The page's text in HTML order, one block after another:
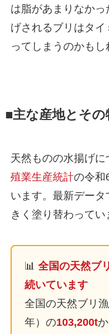
は脂があまりなか
げされるブリはタ
ってしまうのかもし
■主な産地とその
天然ものの水揚げに
殖業生産統計の令和
います。最新デー
きく塗り替わってい
📊 全国の天然ブ
続いています
全国の天然ブリ
年）の103,200t